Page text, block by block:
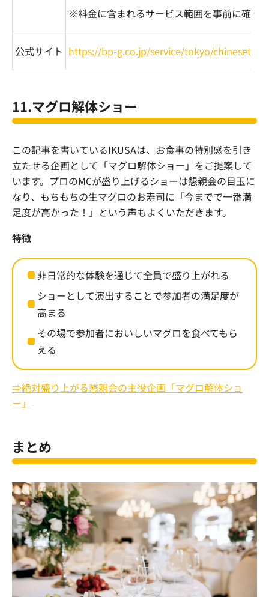
※料金に含まれるサービス範囲を事前に確認
公式サイト https://bp-g.co.jp/service/tokyo/
11.マグロ解体ショー
この記事を書いているIKUSAは、お食事の特別感を引き
立たせる企画として「マグロ解体ショー」をご提案して
います。プロのMCが盛り上げるショーは懇親会の目玉に
なり、もちもちの生マグロのお寿司に「今までで一番満
足度が高かった！」という声もよくいただきます。
特徴
非日常的な体験を通じて全員で盛り上がれる
ショーとして演出することで参加者の満足度が
高まる
その場で参加者においしいマグロを食べてもら
える
⇒絶対盛り上がる懇親会の主役企画「マグロ解体ショ
ー」
まとめ